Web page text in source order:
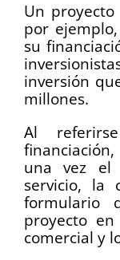
Un
por
su
inversión
millones.
Al
una vez el
servicio, la
formulario
proyecto
comercial y